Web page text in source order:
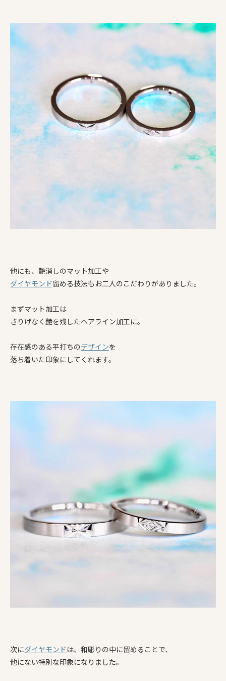
他にも、艶消しのマット加工や
ダイヤモンド留める技法もお二人のこだわりがありました。
まずマット加工は
さりげなく艶を残したヘアライン加工に。
存在感のある平打ちのデザインを
落ち着いた印象にしてくれます。
次にダイヤモンド は、和彫りの中に留めることで、
他にない特別な印象になりました。